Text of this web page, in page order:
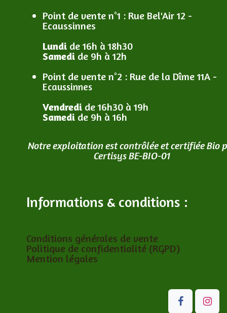
Point de vente n°1 : Rue Bel'Air 12 -
Ecaussinnes
Lundi de 16h à 18h30
Samedi de 9h à 12h
Point de vente n°2 : Rue de la Dîme 11A -
Ecaussinnes
Vendredi de 16h30 à 19h
Samedi de 9h à 16h
Notre exploitation est contrôlée et certifiée Bio
Certisys BE-BIO-01
Informations & conditions :
Conditions générales de vente
Politique de confidentialité (RGPD)
Mention légales